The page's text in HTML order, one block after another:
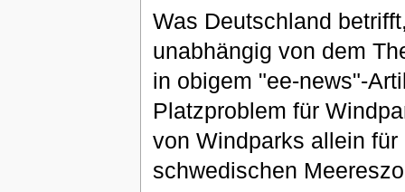
Was Deutschland
unabhängig von dem
in obigem "ee-news"-
Platzproblem für
von Windparks allein
schwedischen